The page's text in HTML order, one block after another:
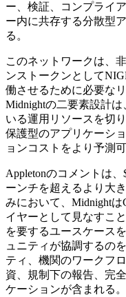
ー、検証、コンプライ
ー内に共存する分散型
る。
このネットワークは、
ンストークンとして
働させるために必要な
Midnightの二要素設計
いる運用リソースを切
保護型のアプリケーシ
ョンコストをより予測
Appletonのコメントは
ーンチを超えるより大
みにおいて、Midnightは
イヤーとして見なすこ
を要するユースケース
ュニティが協調するの
ティ、機関のワークフ
資、規制下の報告、完
ケーションが含まれる。